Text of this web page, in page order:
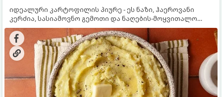
იდეალური კარტოფილის პიურე - ეს ნაზი, ჰაეროვანი
კერძია, სასიამოვნო გემოთი და ნაღების-მოყვითალო
ფერით. მისი მომზადება ძალიან მარტივია, მაგრამ
არსებობს რამდენიმე საიდუმლო, რომლებიც უნდა
იცოდეთ, რომ პიურე იდეალურად გემრიელი გამოვიდეს.